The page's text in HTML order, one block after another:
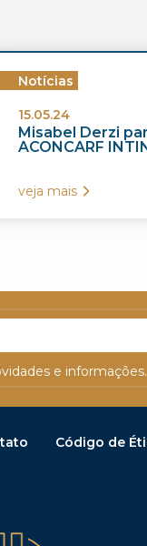
Notícias
15.05.24
Misabel Derzi
ACONCARF
veja mais
e informações.
Código de